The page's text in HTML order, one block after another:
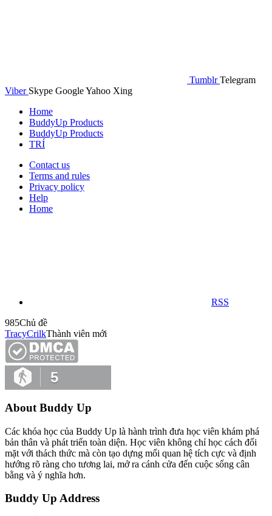
Tumblr Telegram
Viber Skype GoogleYahoo Xing
Home
BuddyUp Products
BuddyUp Products
TRÍ
Contact us
Terms and rules
Privacy policy
Help
Home
RSS
985Chủ đề
TracyCrilkThành viên mới
5
About Buddy Up
Các khóa học của Buddy Up là hành trình đưa học viên khám phá
bản thân và phát triển toàn diện. Học viên không chỉ học cách đối
mặt với thách thức mà còn tạo dựng mối quan hệ tích cực và định
hướng rõ ràng cho tương lai, mở ra cánh cửa đến cuộc sống cân
bằng và ý nghĩa hơn.
Buddy Up Address